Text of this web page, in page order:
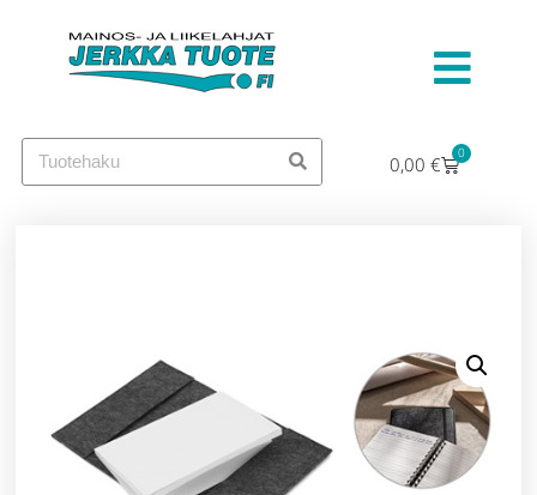
0,00 € 0